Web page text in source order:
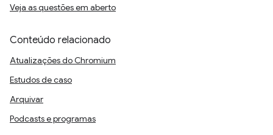
Veja as questões em aberto
Conteúdo relacionado
Atualizações do Chromium
Estudos de caso
Arquivar
Podcasts e programas